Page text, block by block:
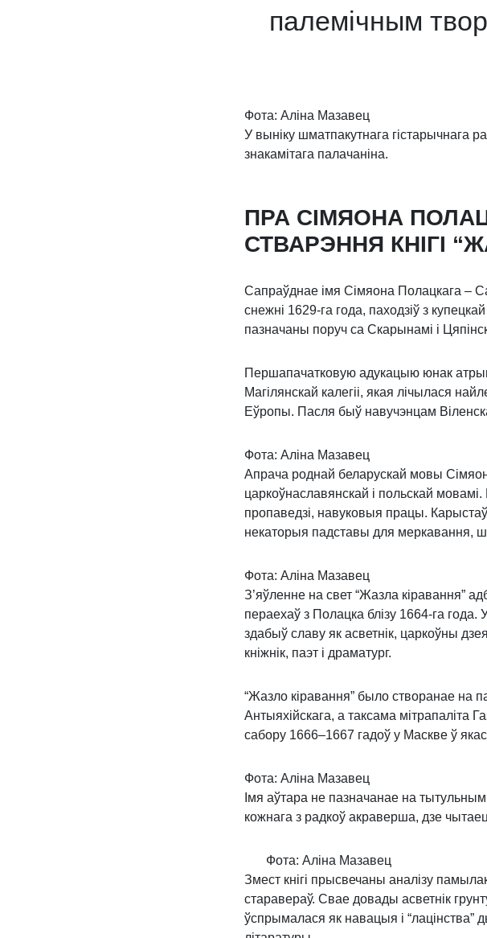
палемічным
Фота: Аліна Мазавец
У выніку шматпакутнага гістарычнага
знакамітага палачаніна.
ПРА СІМЯОНА
СТВАРЭННЯ КНІГІ
Сапраўднае імя Сімяона Полацкага –
снежні 1629-га года, паходзіў з
пазначаны поруч са Скарынамі і
Першапачатковую адукацыю юнак
Магілянскай калегіі, якая лічылася
Еўропы. Пасля быў навучэнцам
Фота: Аліна Мазавец
Апрача роднай беларускай мовы
царкоўнаславянскай і польскай
пропаведзі, навуковыя працы.
некаторыя падставы для меркавання,
Фота: Аліна Мазавец
З’яўленне на свет “Жазла кіравання”
пераехаў з Полацка блізу 1664-га года.
здабыў славу як асветнік, царкоўны
кніжнік, паэт і драматург.
“Жазло кіравання” было створанае на
Антыяхійскага, а таксама мітрапаліта
сабору 1666–1667 гадоў у Маскве ў
Фота: Аліна Мазавец
Імя аўтара не пазначанае на
кожнага з радкоў акраверша, дзе
Фота: Аліна Мазавец
Змест кнігі прысвечаны аналізу
старавераў. Свае довады асветнік
ўспрымалася як навацыя і “лацінства”